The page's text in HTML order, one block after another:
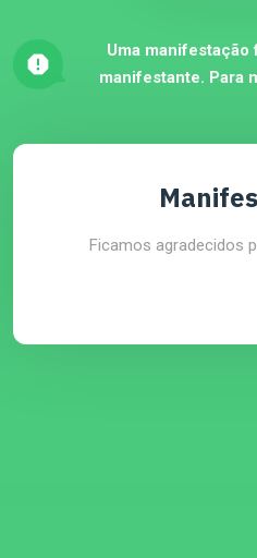
Uma
manifestante. Para
Ficamos agradecidos